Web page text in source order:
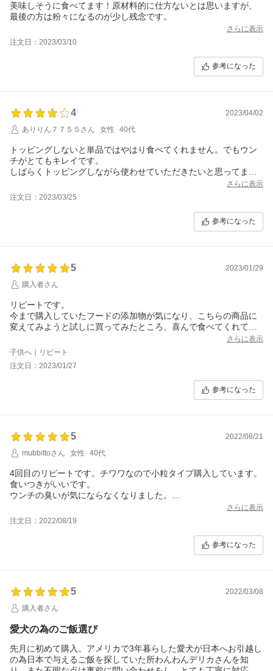
美味しそうに食べてます！原材料的に仕方ないとは思いますが、
最後の方は粉々になるのが少し残念です。
さらに表示
注文日：2023/03/10
参考になった
4
2023/04/02
ありりん７７５５さん
女性 40代
トッピングしないと単品ではやはり食べてくれません。でもウン
チがとてもキレイです。
しばらくトッピングしながら使わせていただきたいと思ってま
いつも同梱でオマケとしていただいているおやつがとても美味し
いみたいです。あれはどの商品なのでしょうか？
週末に注文すると到着までに時間がかかるみたいなので余裕をも
さらに表示
注文日：2023/03/25
参考になった
5
2023/01/29
購入者さん
リピートです。
今まで購入していたフードの添加物が気になり、こちらの商品に
変えてみようと試しに買ってみたところ、喜んで食べてくれてい
るので、再度購入しました。まだ前のフードと混ぜながら移行し
ているところなのですが、一袋なくなる頃にはこちらのみにする
予定です。毎年夏頃に血液検査をするので、いい状態であること
を願っています。
さらに表示
子供へ｜リピート
注文日：2023/01/27
参考になった
5
2022/08/21
mubbittoさん
女性 40代
4回目のリピートです。チワワなので小粒タイプ購入しています。
食いつきがいいです。
ウンチの臭いが気にならなくなりました。
さらに表示
注文日：2022/08/19
参考になった
5
2022/03/08
購入者さん
愛犬の為のご飯選び
先月に初めて購入。アメリカで3年暮らした愛犬が日本へお引越し
の為日本で与えるご飯を探していた所わんわんデリカさんを知